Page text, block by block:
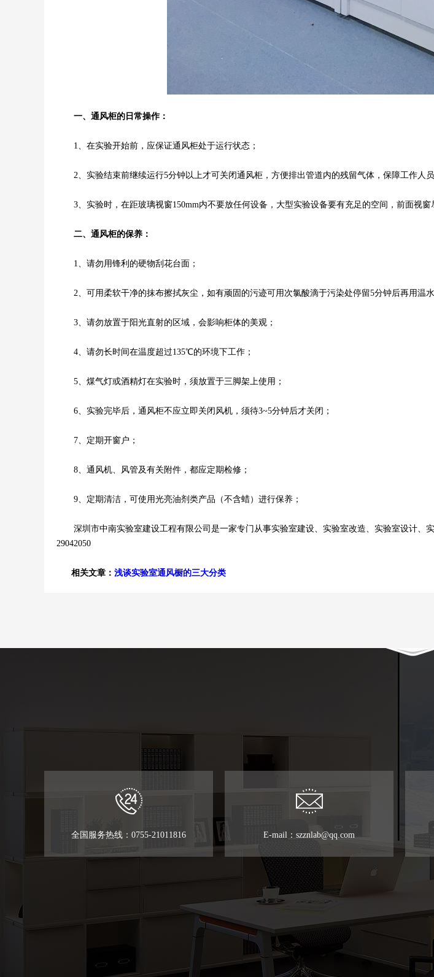
一、通风柜的日常操作：
1、在实验开始前，应保证通风柜处于运行状态；
2、实验结束前继续运行5分钟以上才可关闭通风柜，方便排出管道内的残留气体，保障工作人员
3、实验时，在距玻璃视窗150mm内不要放任何设备，大型实验设备要有充足的空间，前面视窗
二、通风柜的保养：
1、请勿用锋利的硬物刮花台面；
2、可用柔软干净的抹布擦拭灰尘，如有顽固的污迹可用次氯酸滴于污染处停留5分钟后再用温水
3、请勿放置于阳光直射的区域，会影响柜体的美观；
4、请勿长时间在温度超过135℃的环境下工作；
5、煤气灯或酒精灯在实验时，须放置于三脚架上使用；
6、实验完毕后，通风柜不应立即关闭风机，须待3~5分钟后才关闭；
7、定期开窗户；
8、通风机、风管及有关附件，都应定期检修；
9、定期清洁，可使用光亮油剂类产品（不含蜡）进行保养；
深圳市中南实验室建设工程有限公司是一家专门从事实验室建设、实验室改造、实验室设计、
29042050
相关文章： 浅谈实验室通风橱的三大分类
全国服务热线：0755-21011816 E-mail：szznlab@qq.com